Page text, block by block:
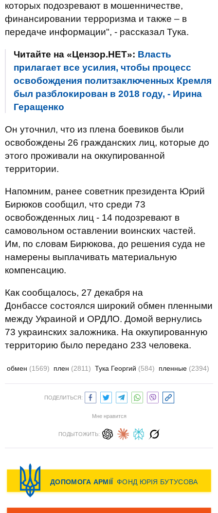
которых подозревают в мошенничестве,
финансировании терроризма и также – в
передаче информации", - рассказал Тука.
Читайте на «Цензор.НЕТ»: Власть
прилагает все усилия, чтобы процесс
освобождения политзаключенных Кремля
был разблокирован в 2018 году, - Ирина
Геращенко
Он уточнил, что из плена боевиков были
освобождены 26 гражданских лиц, которые до
этого проживали на оккупированной
территории.
Напомним, ранее советник президента Юрий
Бирюков сообщил, что среди 73
освобожденных лиц - 14 подозревают в
самовольном оставлении воинских частей.
Им, по словам Бирюкова, до решения суда не
намерены выплачивать материальную
компенсацию.
Как сообщалось, 27 декабря на
Донбассе состоялся широкий обмен пленными
между Украиной и ОРДЛО. Домой вернулись
73 украинских заложника. На оккупированную
территорию было передано 233 человека.
обмен (1569) плен (2811) Тука Георгий (584) пленные (2394)
ПОДЕЛИТЬСЯ:
Мне нравится
ПОДЫТОЖИТЬ: